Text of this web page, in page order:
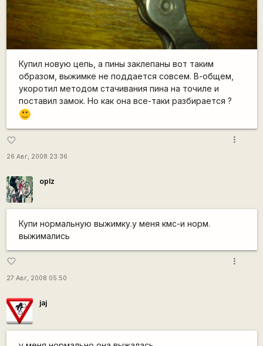
Купил новую цепь, а пины заклепаны вот таким
образом, выжимке не поддается совсем. В-общем,
укоротил методом стачивания пина на точиле и
поставил замок. Но как она все-таки разбирается ?
:)
favorite_border
26 Авг, 2008 23:36
more_vert
oplz
Купи нормальную выжимку.у меня кмс-и норм.
выжимались
favorite_border
27 Авг, 2008 05:50
more_vert
jaj